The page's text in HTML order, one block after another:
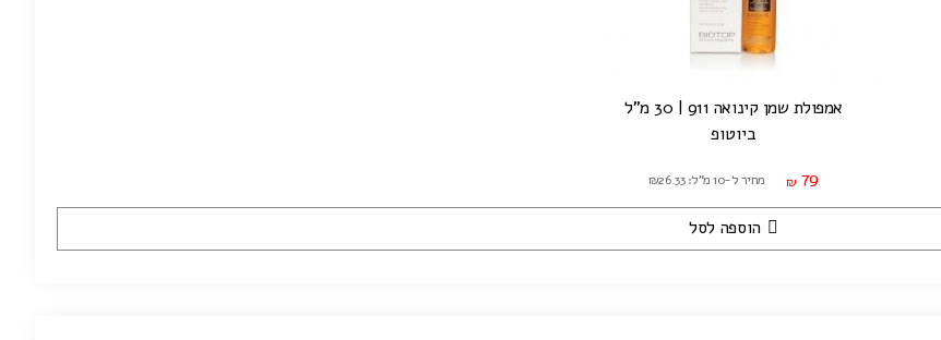
אמפולת שמן קינואה 911 | 30 מ"ל
ביוטופ
₪ 79 מחיר ל-10 מ"ל: ₪26.33
הוספה לסל